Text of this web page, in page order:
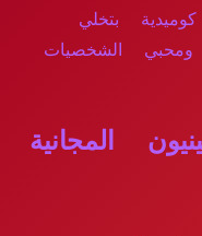
بتخلي
الشخصيات
المجانية